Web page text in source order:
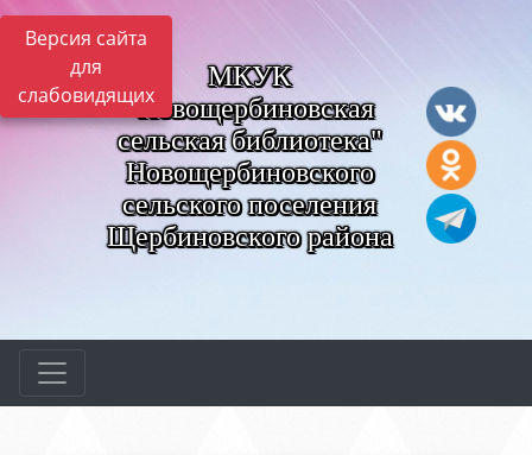
Версия сайта
для
слабовидящих
МКУК
"Новощербиновская
сельская библиотека"
Новощербиновского
сельского поселения
Щербиновского района